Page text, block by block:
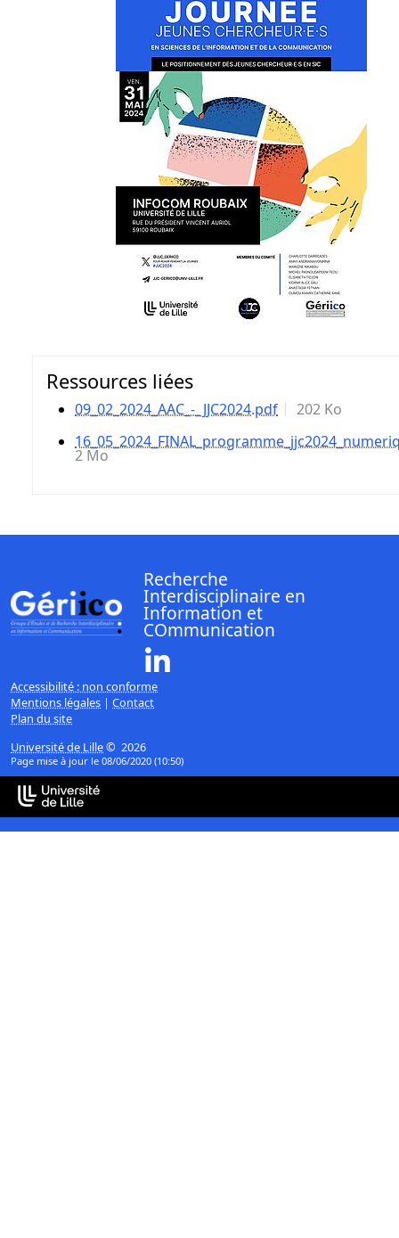
Ressources liées
09_02_2024_AAC_-_JJC2024.pdf
202 Ko
2 Mo
Recherche
Interdisciplinaire en
Information et
COmmunication
Accessibilité : non conforme
Mentions légales | Contact
Plan du site
Université de Lille© 2026
Page mise à jour le 08/06/2020 (10:50)